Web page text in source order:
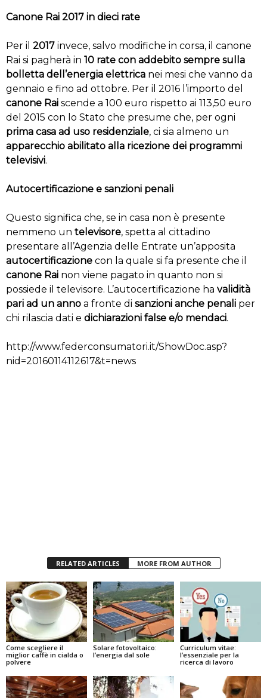
Canone Rai 2017 in dieci rate
Per il 2017 invece, salvo modifiche in corsa, il canone
Rai si pagherà in 10 rate con addebito sempre sulla
bolletta dell’energia elettrica nei mesi che vanno da
gennaio e fino ad ottobre. Per il 2016 l’importo del
canone Rai scende a 100 euro rispetto ai 113,50 euro
del 2015 con lo Stato che presume che, per ogni
prima casa ad uso residenziale, ci sia almeno un
apparecchio abilitato alla ricezione dei programmi
televisivi.
Autocertificazione e sanzioni penali
Questo significa che, se in casa non è presente
nemmeno un televisore, spetta al cittadino
presentare all’Agenzia delle Entrate un’apposita
autocertificazione con la quale si fa presente che il
canone Rai non viene pagato in quanto non si
possiede il televisore. L’autocertificazione ha validità
pari ad un anno a fronte di sanzioni anche penali per
chi rilascia dati e dichiarazioni false e/o mendaci.
http://www.federconsumatori.it/ShowDoc.asp?
nid=20160114112617&t=news
RELATED ARTICLES MORE FROM AUTHOR
Come scegliere il
miglior caffè in cialda o
polvere
Solare fotovoltaico:
l’energia dal sole
Curriculum vitae:
l’essenziale per la
ricerca di lavoro